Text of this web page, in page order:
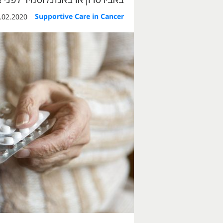
Supportive Care in Cancer
09:59